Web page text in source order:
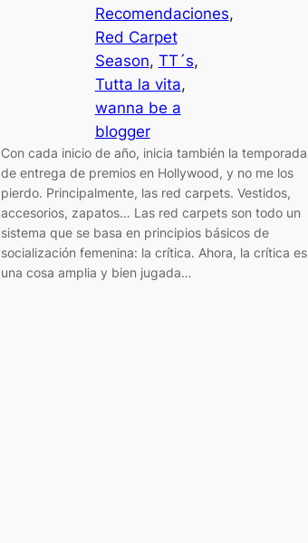
Recomendaciones
Red Carpet
Season, TT´s
Tutta la vita
wanna be a
blogger
Con cada inicio de año, inicia también la temporada
de entrega de premios en Hollywood, y no me los
pierdo. Principalmente, las red carpets. Vestidos,
accesorios, zapatos… Las red carpets son todo un
sistema que se basa en principios básicos de
socialización femenina: la crítica. Ahora, la crítica es
una cosa amplia y bien jugada…